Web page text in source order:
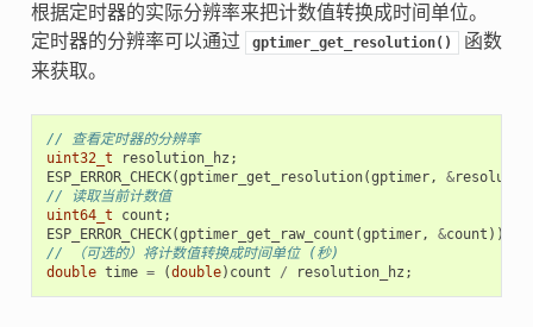
根据定时器的实际分辨率来把计数值转换成时间单位。
定时器的分辨率可以通过
gptimer_get_resolution()
函数
来获取。
// 查看定时器的分辨率
uint32_t
resolution_hz ;
ESP_ERROR_CHECK(gptimer_get_resolution(gptimer, &
// 读取当前计数值
uint64_t
count ;
ESP_ERROR_CHECK(gptimer_get_raw_count (gptimer, &count ));
// （可选的）将计数值转换成时间单位 (秒)
double time = (double) count / resolution_hz ;